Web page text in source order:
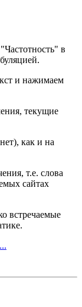
в
и нажимаем
текущие
как и на
т.е. слова
сайтах
встречаемые